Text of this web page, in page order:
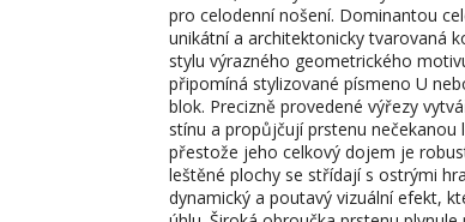
pro celodenní nošení. Dominantou
unikátní a architektonicky tvarovaná
stylu výrazného geometrického
připomíná stylizované písmeno U
blok. Precizně provedené výřezy
stínu a propůjčují prstenu nečekanou
přestože jeho celkový dojem je
leštěné plochy se střídají s ostrými
dynamický a poutavý vizuální efekt,